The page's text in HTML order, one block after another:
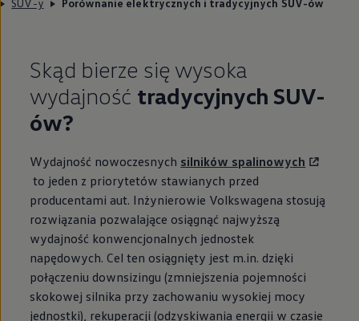
SUV-y
Porównanie elektrycznych i tradycyjnych SUV-ów
Skąd bierze się wysoka
wydajność tradycyjnych SUV-
ów?
Wydajność nowoczesnych silników spalinowych
to jeden z priorytetów stawianych przed
producentami aut. Inżynierowie Volkswagena stosują
rozwiązania pozwalające osiągnąć najwyższą
wydajność konwencjonalnych jednostek
napędowych. Cel ten osiągnięty jest m.in. dzięki
połączeniu downsizingu (zmniejszenia pojemności
skokowej silnika przy zachowaniu wysokiej mocy
jednostki), rekuperacji (odzyskiwania energii w czasie